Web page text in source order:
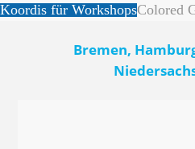
Koordis für WorkshopsColored
Bremen,